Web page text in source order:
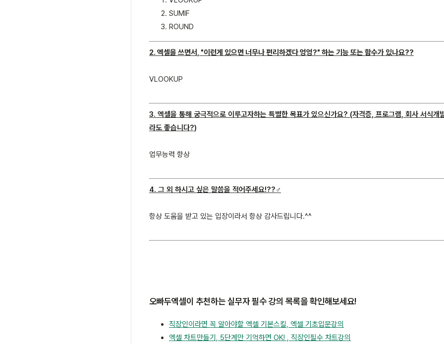
SUMIF
ROUND
2. 엑셀을 쓰면서, "이런게 있으면 너무나 편리하겠다 엉엉?" 하는 기능 또는 함수가 있나요??
VLOOKUP
3. 엑셀을 통해 궁극적으로 이루고자하는 특별한 목표가 있으신가요? (자격증, 프로그램, 회사 서식개
라도 좋습니다?)
업무능력 향상
4. 그 외 하시고 싶은 말씀을 적어주세요!??‍♂️
항상 도움을 받고 있는 입장이라서 항상 감사드립니다.^^
오빠두엑셀이 추천하는 실무자 필수 강의 목록을 확인해보세요!
직장인이라면 꼭 알아야할 엑셀 기본스킬, 엑셀 기초입문강의
엑셀 차트만들기, 5단계만 기억하면 OK! , 직장인필수 차트강의